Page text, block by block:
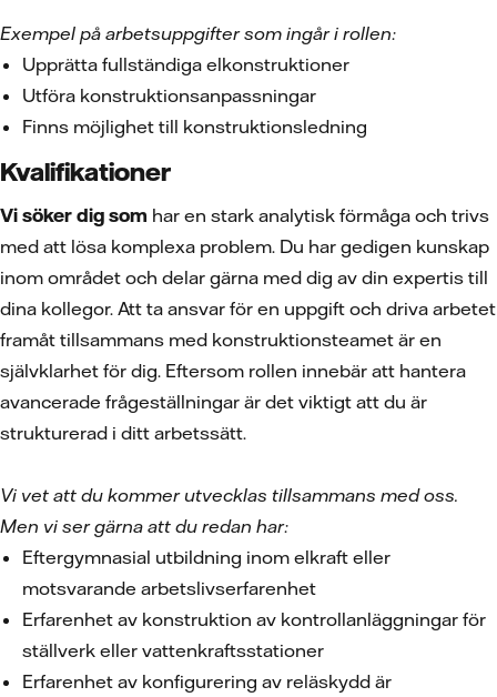
Exempel på arbetsuppgifter som ingår i rollen:
Upprätta fullständiga elkonstruktioner
Utföra konstruktionsanpassningar
Finns möjlighet till konstruktionsledning
Kvalifikationer
Vi söker dig som har en stark analytisk förmåga och trivs
med att lösa komplexa problem. Du har gedigen kunskap
inom området och delar gärna med dig av din expertis till
dina kollegor. Att ta ansvar för en uppgift och driva arbetet
framåt tillsammans med konstruktionsteamet är en
självklarhet för dig. Eftersom rollen innebär att hantera
avancerade frågeställningar är det viktigt att du är
strukturerad i ditt arbetssätt.
Vi vet att du kommer utvecklas tillsammans med oss.
Men vi ser gärna att du redan har:
Eftergymnasial utbildning inom elkraft eller
motsvarande arbetslivserfarenhet
Erfarenhet av konstruktion av kontrollanläggningar för
ställverk eller vattenkraftsstationer
Erfarenhet av konfigurering av reläskydd är